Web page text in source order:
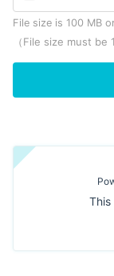
File size is 100 MB
（File size must be
This